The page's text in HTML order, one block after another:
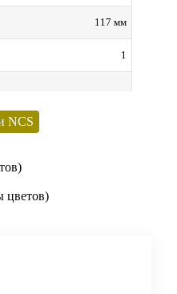
117 мм
1
NCS
цветов)